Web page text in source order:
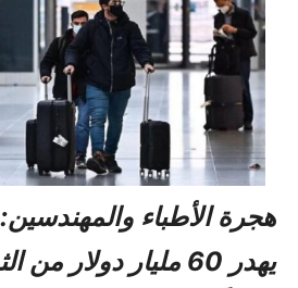
هجرة الأطباء والمهندسين:
يهدر 60 مليار دولار